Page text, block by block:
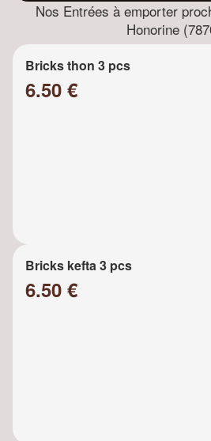
Nos Entrées à emporter
Honorine
Bricks thon 3 pcs
6.50 €
Bricks kefta 3 pcs
6.50 €